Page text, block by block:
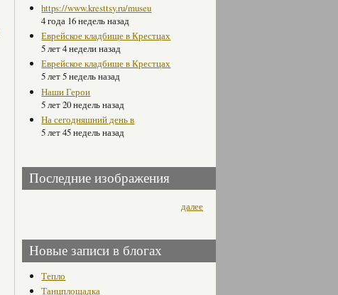
https://www.kresttsy.ru/museu
4 года 16 недель назад
Еврейское кладбище в Крестцах
5 лет 4 недели назад
Еврейское кладбище в Крестцах
5 лет 5 недель назад
Наши Герои
5 лет 20 недель назад
На сегодняшний день в
5 лет 45 недель назад
Последние изображения
далее
Новые записи в блогах
Тепло
Танцплощадка